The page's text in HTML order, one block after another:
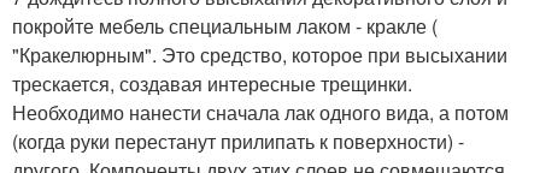
покройте мебель специальным лаком - кракле (
"Кракелюрным". Это средство, которое при высыхании
трескается, создавая интересные трещинки.
Необходимо нанести сначала лак одного вида, а потом
(когда руки перестанут прилипать к поверхности) -